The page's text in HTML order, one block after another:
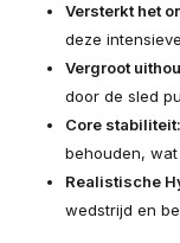
Versterkt het
deze
Vergroot
door de sled
Core stabiliteit:
behouden,
Realistische
wedstrijd en